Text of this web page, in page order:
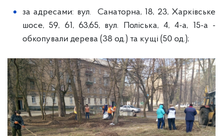
за адресами: вул. Санаторна, 18, 23, Харківське
шосе, 59, 61, 63,65, вул. Поліська, 4, 4-а, 15-а -
обкопували дерева (38 од.) та кущі (50 од.);